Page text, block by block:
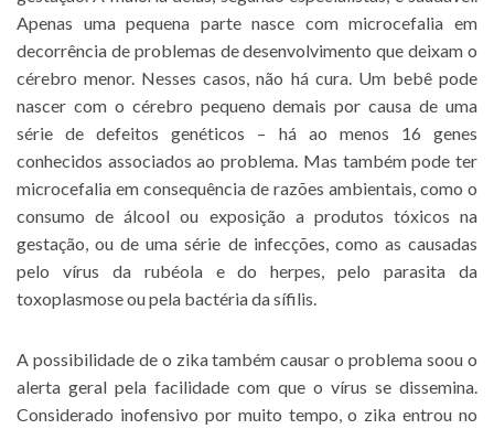
Apenas uma pequena parte nasce com microcefalia em
decorrência de problemas de desenvolvimento que deixam o
cérebro menor. Nesses casos, não há cura. Um bebê pode
nascer com o cérebro pequeno demais por causa de uma
série de defeitos genéticos – há ao menos 16 genes
conhecidos associados ao problema. Mas também pode ter
microcefalia em consequência de razões ambientais, como o
consumo de álcool ou exposição a produtos tóxicos na
gestação, ou de uma série de infecções, como as causadas
pelo vírus da rubéola e do herpes, pelo parasita da
toxoplasmose ou pela bactéria da sífilis.
A possibilidade de o zika também causar o problema soou o
alerta geral pela facilidade com que o vírus se dissemina.
Considerado inofensivo por muito tempo, o zika entrou no